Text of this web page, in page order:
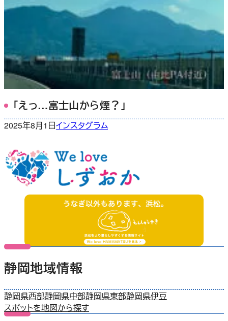
「えっ…富士山から煙？」
2025年8月1日インスタグラム
静岡地域情報
静岡県西部静岡県中部静岡県東部静岡県伊豆
スポットを地図から探す